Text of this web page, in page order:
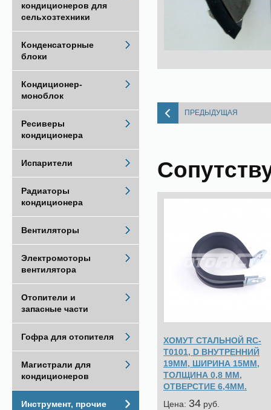
ПРЕДЫДУЩАЯ
ХОМУТ СТАЛЬНОЙ RC-
T0101, D ВНУТРЕННИЙ
19ММ, ШИРИНА 15ММ,
ТОЛЩИНА 0,8 ММ,
ОТВЕРСТИЕ 6,4ММ.
Цена: 34 pуб.
кондиционеров для
сельхозтехники
Конденсаторные
блоки
Кондиционер-
моноблок
Ресиверы
кондиционера
Испарители
Радиаторы
кондиционера
Вентиляторы
Электромоторы
вентилятора
Отопители и
запасные части
Гофра для отопителя
Магистрали для
кондиционеров
Инструмент, прочие